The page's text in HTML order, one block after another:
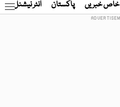
خاص خبریں پاکستان انٹر نیشنل